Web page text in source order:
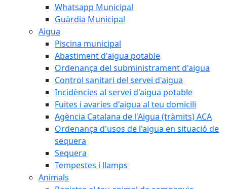
Whatsapp Municipal
Guàrdia Municipal
Aigua
Piscina municipal
Abastiment d'aigua potable
Ordenança del subministrament d'aigua
Control sanitari del servei d'aigua
Incidències al servei d'aigua potable
Fuites i avaries d'aigua al teu domicili
Agència Catalana de l'Aigua (tràmits) ACA
Ordenança d'usos de l'aigua en situació de
sequera
Sequera
Tempestes i llamps
Animals